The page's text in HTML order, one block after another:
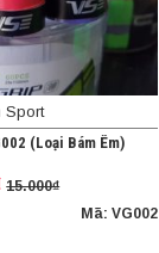
Sport
(Loại Bám Êm)
15.000₫
Mã: VG002